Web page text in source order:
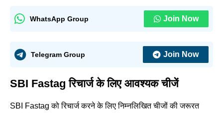
WhatsApp Group Join Now
Telegram Group Join Now
SBI Fastag रिचार्ज के लिए आवश्यक चीजें
SBI Fastag को रिचार्ज करने के लिए निम्नलिखित चीजों की जरूरत